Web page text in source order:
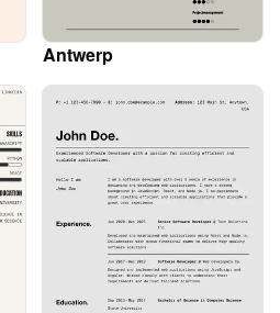
Antwerp